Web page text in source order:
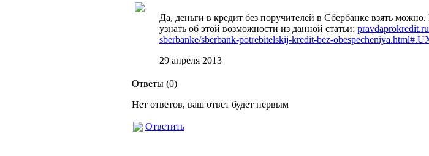
Да, деньги в кредит без поручителей в Сбербанке взять
узнать об этой возможности из данной статьи:
sberbanke/sberbank-potrebitelskij-kredit-bez-
29 апреля 2013
Ответы (0)
Нет ответов, ваш ответ будет первым
Ответить